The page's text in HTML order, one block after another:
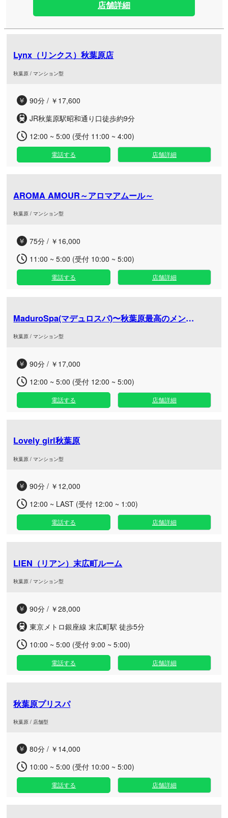
店舗詳細
Lynx（リンクス）秋葉原店
秋葉原 / マンション型
90分 / ￥17,600
JR秋葉原駅昭和通り口徒歩約9分
12:00 ~ 5:00 (受付 11:00 ~ 4:00)
電話する 店舗詳細
AROMA AMOUR～アロマアムール～
秋葉原 / マンション型
75分 / ￥16,000
11:00 ~ 5:00 (受付 10:00 ~ 5:00)
電話する 店舗詳細
MaduroSpa(マデュロスパ)〜秋葉原最高のメンズエステ
秋葉原 / マンション型
90分 / ￥17,000
12:00 ~ 5:00 (受付 12:00 ~ 5:00)
電話する 店舗詳細
Lovely girl秋葉原
秋葉原 / マンション型
90分 / ￥12,000
12:00 ~ LAST (受付 12:00 ~ 1:00)
電話する 店舗詳細
LIEN（リアン）末広町ルーム
秋葉原 / マンション型
90分 / ￥28,000
東京メトロ銀座線 末広町駅 徒歩5分
10:00 ~ 5:00 (受付 9:00 ~ 5:00)
電話する 店舗詳細
秋葉原プリスパ
秋葉原 / 店舗型
80分 / ￥14,000
10:00 ~ 5:00 (受付 10:00 ~ 5:00)
電話する 店舗詳細